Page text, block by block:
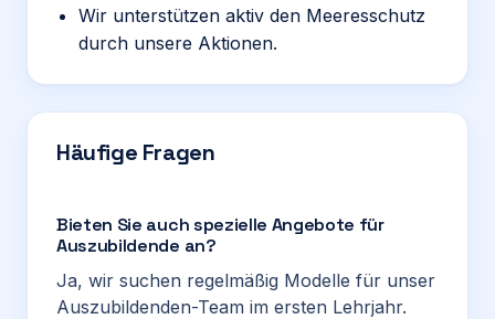
Wir unterstützen aktiv den Meeresschutz
durch unsere Aktionen.
Häufige Fragen
Bieten Sie auch spezielle Angebote für
Auszubildende an?
Ja, wir suchen regelmäßig Modelle für unser
Auszubildenden-Team im ersten Lehrjahr.